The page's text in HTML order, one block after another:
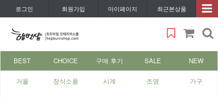
로그인 회원가입 마이페이지 최근본상품
BEST CHOICE 구매 후기 SALE NEW
거울 장식소품 시계 조명 가구